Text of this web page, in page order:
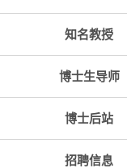
知名教授
博士生导师
博士后站
招聘信息